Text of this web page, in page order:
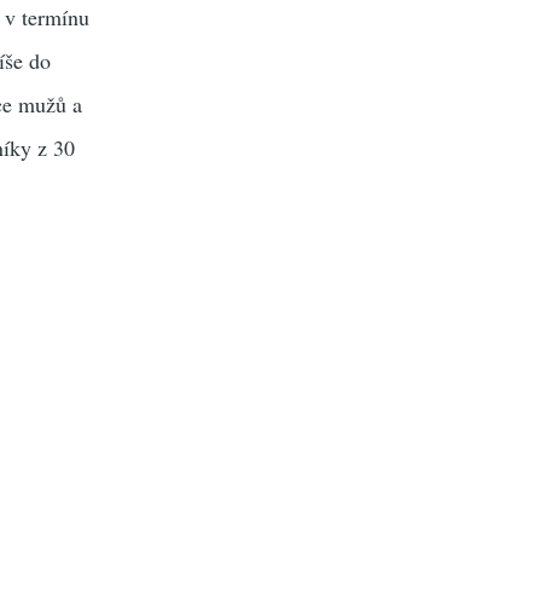
termínu
do
mužů a
z 30